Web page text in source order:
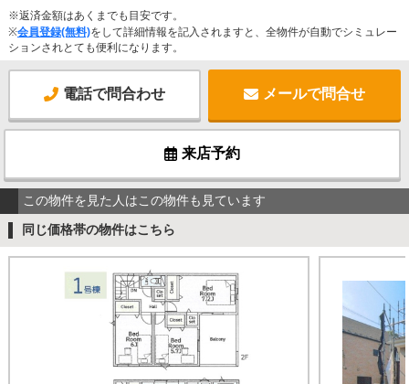
※返済金額はあくまでも目安です。
※会員登録(無料)をして詳細情報を記入されますと、全物件が自動でシミュレー
ションされとても便利になります。
電話で問合わせ メールで問合せ
来店予約
この物件を見た人はこの物件も見ています
同じ価格帯の物件はこちら